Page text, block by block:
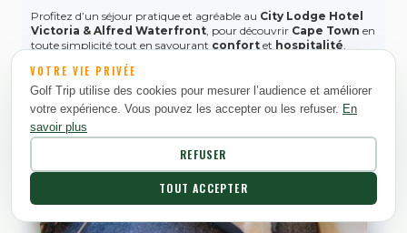
Profitez d’un séjour pratique et agréable au City Lodge Hotel
Victoria & Alfred Waterfront, pour découvrir Cape Town en
toute simplicité tout en savourant confort et hospitalité.
VOTRE VIE PRIVÉE
Golf Trip utilise des cookies pour mesurer l’audience et améliorer
votre expérience. Vous pouvez les accepter ou les refuser. En
savoir plus
REFUSER
TOUT ACCEPTER